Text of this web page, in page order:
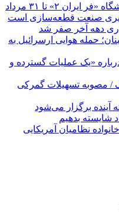
۲» تا ۳۱ مرداد
صنعت قطعه‌سازی است
دهه آخر صفر شد
حمله هوایی ارسرائیل به
«یک عملیات گسترده و
/ مصوبه تسهیلات گمرکی
برگزار می‌شود
شایسته بدهیم
نظامیان آمریکایی